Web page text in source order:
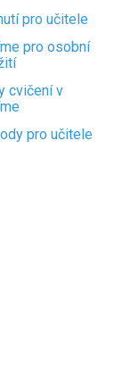
pro učitele
pro osobní
cvičení v
pro učitele